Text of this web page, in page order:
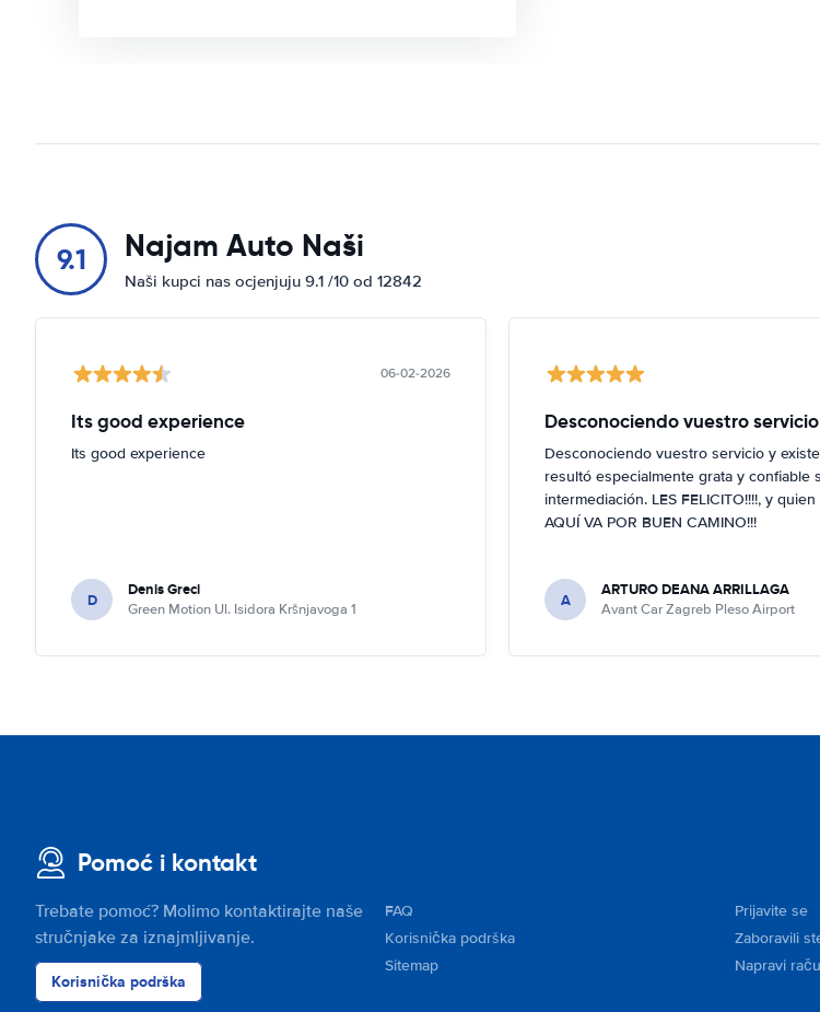
9.1 Najam Auto Naši
Naši kupci nas ocjenjuju 9.1 /10 od 12842
06-02-2026
Its good experience
Its good experience
D Denis Greci
Green Motion Ul. Isidora Kršnjavoga 1
Desconociendo vuestro servicio y
resultó especialmente grata y confiable
intermediación. LES FELICITO!!!!, y
AQUÍ VA POR BUEN CAMINO!!!
A ARTURO DEANA ARRILLAGA
Avant Car Zagreb Pleso Airport
Pomoć i kontakt
Trebate pomoć? Molimo kontaktirajte naše
stručnjake za iznajmljivanje.
Korisnička podrška
FAQ
Korisnička podrška
Sitemap
Prijavite se
Zaboravili
Napravi